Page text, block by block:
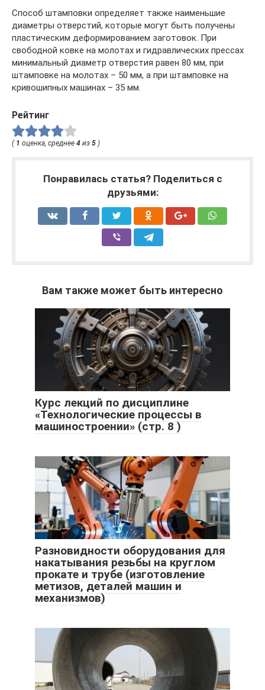
Способ штамповки определяет также наименьшие
диаметры отверстий, которые могут быть получены
пластическим деформированием заготовок. При
свободной ковке на молотах и гидравлических прессах
минимальный диаметр отверстия равен 80 мм, при
штамповке на молотах – 50 мм, а при штамповке на
кривошипных машинах – 35 мм.
Рейтинг
( 1 оценка, среднее 4 из 5 )
Понравилась статья? Поделиться с
друзьями:
Вам также может быть интересно
Курс лекций по дисциплине
«Технологические процессы в
машиностроении» (стр. 8 )
Разновидности оборудования для
накатывания резьбы на круглом
прокате и трубе (изготовление
метизов, деталей машин и
механизмов)